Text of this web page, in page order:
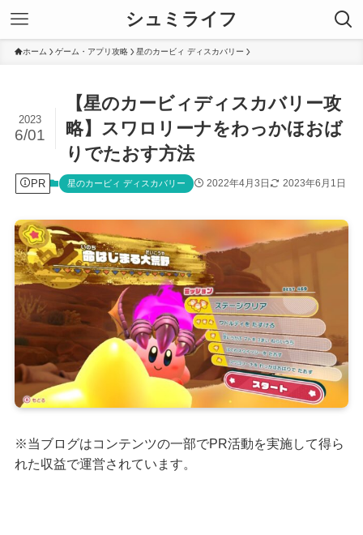
シュミライフ
ホーム ゲーム・アプリ攻略 星のカービィ ディスカバリー
【星のカービィディスカバリー攻
略】スワロリーナをわっかほおば
りでたおす方法
2023
6/01
PR 星のカービィ ディスカバリー 2022年4月3日 2023年6月1日
※当ブログはコンテンツの一部でPR活動を実施して得ら
れた収益で運営されています。